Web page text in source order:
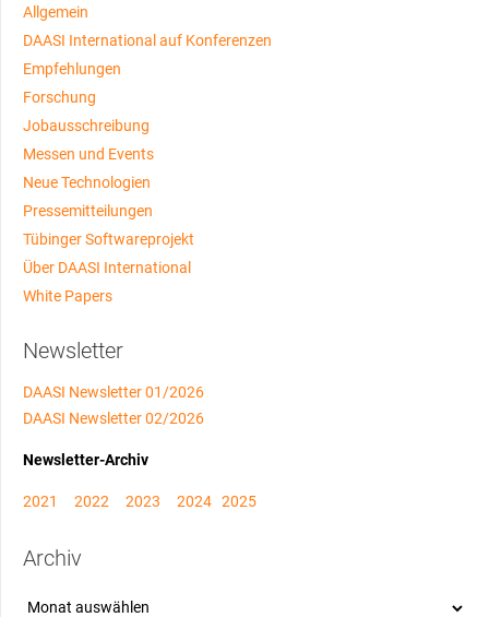
Allgemein
DAASI International auf Konferenzen
Empfehlungen
Forschung
Jobausschreibung
Messen und Events
Neue Technologien
Pressemitteilungen
Tübinger Softwareprojekt
Über DAASI International
White Papers
Newsletter
DAASI Newsletter 01/2026
DAASI Newsletter 02/2026
Newsletter-Archiv
2021 2022 2023 2024 2025
Archiv
Archiv